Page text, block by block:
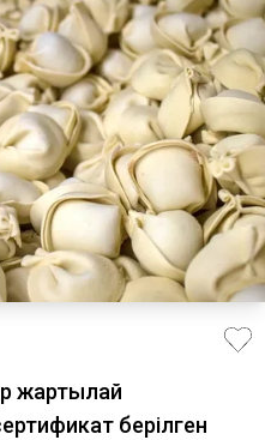
жартылай
берілген